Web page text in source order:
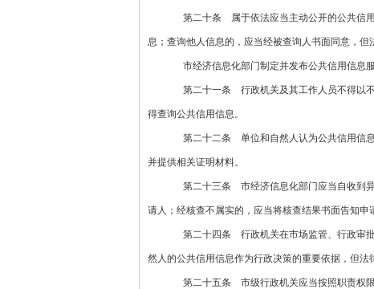
第二十条 属于依法应当主动公开的公共信用
息；查询他人信息的，应当经被查询人书面同意，但
市经济信息化部门制定并发布公共信用信息服
第二十一条 行政机关及其工作人员不得以不
得查询公共信用信息。
第二十二条 单位和自然人认为公共信用信息
并提供相关证明材料。
第二十三条 市经济信息化部门应当自收到异
请人；经核查不属实的，应当将核查结果书面告知申
第二十四条 行政机关在市场监管、行政审批
然人的公共信用信息作为行政决策的重要依据，但法
第二十五条 市级行政机关应当按照职责权限